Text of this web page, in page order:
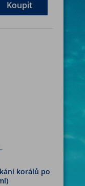
Koupit
korálů po